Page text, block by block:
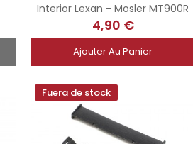
Interior Lexan - Mosler MT900R
4,90 €
Ajouter Au Panier
Fuera de stock